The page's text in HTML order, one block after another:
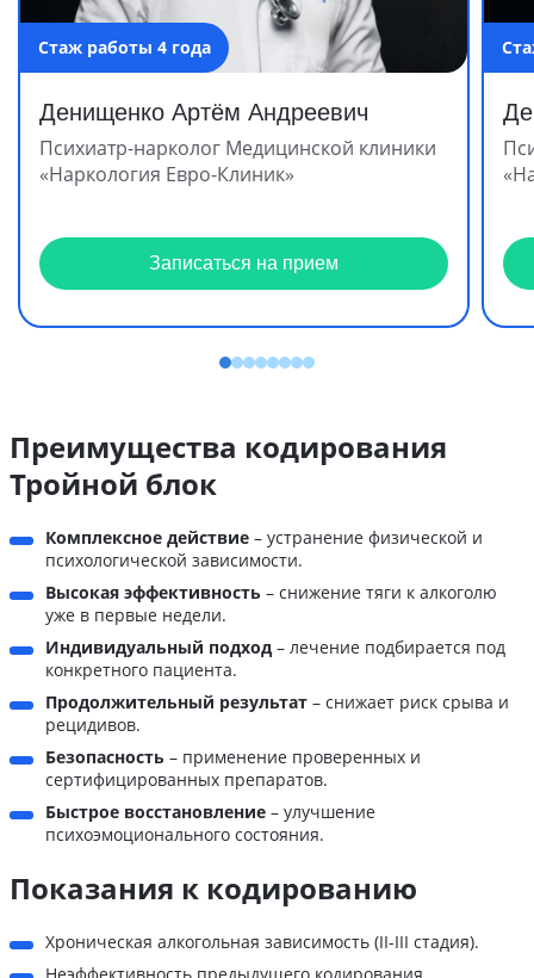
Стаж работы 4 года
Денищенко Артём Андреевич
Психиатр-нарколог Медицинской клиники
«Наркология Евро-Клиник»
Записаться на прием
Преимущества кодирования
Тройной блок
Комплексное действие – устранение физической и
психологической зависимости.
Высокая эффективность – снижение тяги к алкоголю
уже в первые недели.
Индивидуальный подход – лечение подбирается под
конкретного пациента.
Продолжительный результат – снижает риск срыва и
рецидивов.
Безопасность – применение проверенных и
сертифицированных препаратов.
Быстрое восстановление – улучшение
психоэмоционального состояния.
Показания к кодированию
Хроническая алкогольная зависимость (II-III стадия).
Неэффективность предыдущего кодирования.